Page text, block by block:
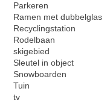
Parkeren
Ramen met dubbelglas
Recyclingstation
Rodelbaan
skigebied
Sleutel in object
Snowboarden
Tuin
tv